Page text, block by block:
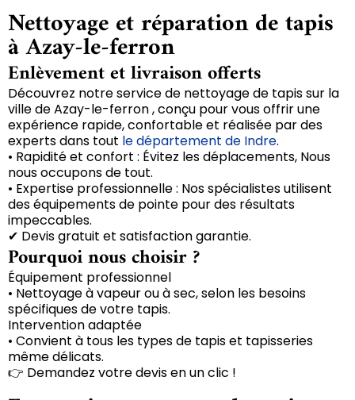
Nettoyage et réparation de tapis
à Azay-le-ferron
Enlèvement et livraison offerts
Découvrez notre service de nettoyage de tapis sur la
ville de Azay-le-ferron , conçu pour vous offrir une
expérience rapide, confortable et réalisée par des
experts dans tout le département de Indre.
• Rapidité et confort : Évitez les déplacements, Nous
nous occupons de tout.
• Expertise professionnelle : Nos spécialistes utilisent
des équipements de pointe pour des résultats
impeccables.
✔ Devis gratuit et satisfaction garantie.
Pourquoi nous choisir ?
Équipement professionnel
• Nettoyage à vapeur ou à sec, selon les besoins
spécifiques de votre tapis.
Intervention adaptée
• Convient à tous les types de tapis et tapisseries
même délicats.
👉 Demandez votre devis en un clic !